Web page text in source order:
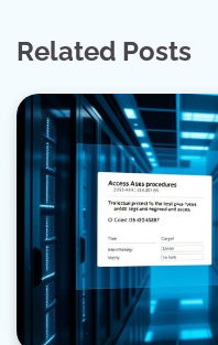
Related Posts